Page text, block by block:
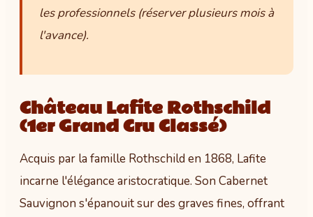
les professionnels (réserver plusieurs mois à
l'avance).
Château Lafite Rothschild
(1er Grand Cru Classé)
Acquis par la famille Rothschild en 1868, Lafite
incarne l'élégance aristocratique. Son Cabernet
Sauvignon s'épanouit sur des graves fines, offrant